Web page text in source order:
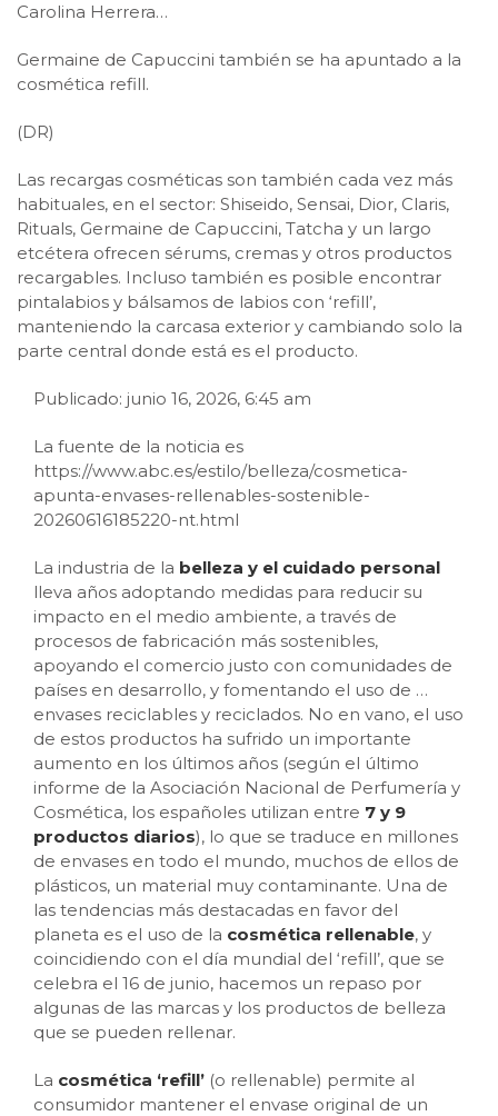
Carolina Herrera…
Germaine de Capuccini también se ha apuntado a la
cosmética refill.
(DR)
Las recargas cosméticas son también cada vez más
habituales, en el sector: Shiseido, Sensai, Dior, Claris,
Rituals, Germaine de Capuccini, Tatcha y un largo
etcétera ofrecen sérums, cremas y otros productos
recargables. Incluso también es posible encontrar
pintalabios y bálsamos de labios con ‘refill’,
manteniendo la carcasa exterior y cambiando solo la
parte central donde está es el producto.
Publicado: junio 16, 2026, 6:45 am
La fuente de la noticia es
https://www.abc.es/estilo/belleza/cosmetica-
apunta-envases-rellenables-sostenible-
20260616185220-nt.html
La industria de la belleza y el cuidado personal
lleva años adoptando medidas para reducir su
impacto en el medio ambiente, a través de
procesos de fabricación más sostenibles,
apoyando el comercio justo con comunidades de
países en desarrollo, y fomentando el uso de …
envases reciclables y reciclados. No en vano, el uso
de estos productos ha sufrido un importante
aumento en los últimos años (según el último
informe de la Asociación Nacional de Perfumería y
Cosmética, los españoles utilizan entre 7 y 9
productos diarios), lo que se traduce en millones
de envases en todo el mundo, muchos de ellos de
plásticos, un material muy contaminante. Una de
las tendencias más destacadas en favor del
planeta es el uso de la cosmética rellenable, y
coincidiendo con el día mundial del ‘refill’, que se
celebra el 16 de junio, hacemos un repaso por
algunas de las marcas y los productos de belleza
que se pueden rellenar.
La cosmética ‘refill’ (o rellenable) permite al
consumidor mantener el envase original de un